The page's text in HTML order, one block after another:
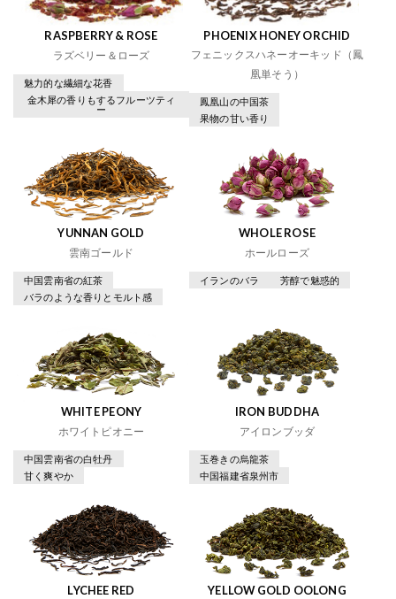
RASPBERRY & ROSE
ラズベリー＆ローズ
魅力的な繊細な花香
金木犀の香りもするフルーツティ
ー
PHOENIX HONEY ORCHID
フェニックスハネーオーキッド（鳳
凰単そう）
鳳凰山の中国茶
果物の甘い香り
YUNNAN GOLD
雲南ゴールド
中国雲南省の紅茶
バラのような香りとモルト感
WHOLE ROSE
ホールローズ
イランのバラ 芳醇で魅惑的
WHITE PEONY
ホワイトピオニー
中国雲南省の白牡丹
甘く爽やか
IRON BUDDHA
アイロンブッダ
玉巻きの烏龍茶
中国福建省泉州市
LYCHEE RED YELLOW GOLD OOLONG